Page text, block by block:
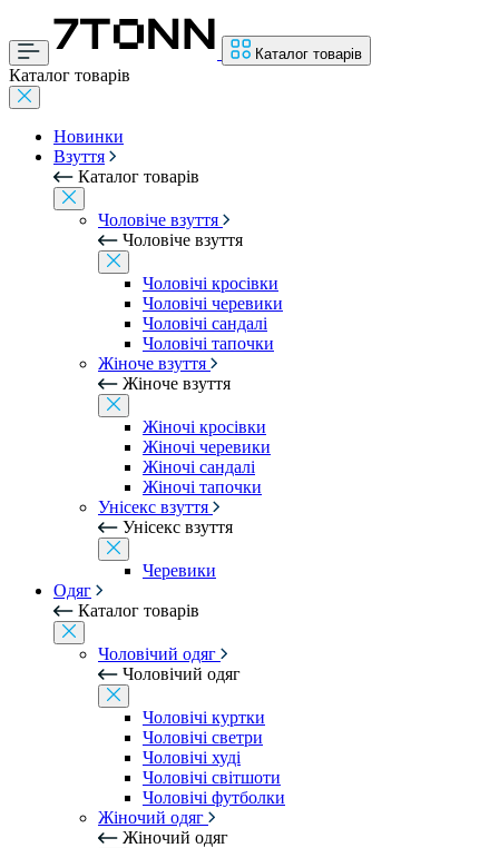
Каталог товарів
Каталог товарів
Новинки
Взуття
Каталог товарів
Чоловіче взуття
Чоловіче взуття
Чоловічі кросівки
Чоловічі черевики
Чоловічі сандалі
Чоловічі тапочки
Жіноче взуття
Жіноче взуття
Жіночі кросівки
Жіночі черевики
Жіночі сандалі
Жіночі тапочки
Унісекс взуття
Унісекс взуття
Черевики
Одяг
Каталог товарів
Чоловічий одяг
Чоловічий одяг
Чоловічі куртки
Чоловічі светри
Чоловічі худі
Чоловічі світшоти
Чоловічі футболки
Жіночий одяг
Жіночий одяг